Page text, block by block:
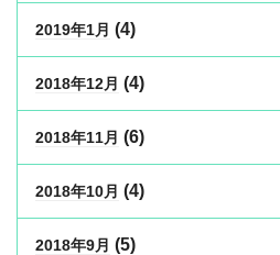
2019年1月 (4)
2018年12月 (4)
2018年11月 (6)
2018年10月 (4)
2018年9月 (5)